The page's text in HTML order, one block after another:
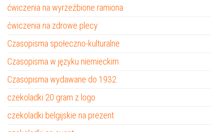
ćwiczenia na wyrzeźbione ramiona
ćwiczenia na zdrowe plecy
Czasopisma społeczno-kulturalne
Czasopisma w języku niemieckim
Czasopisma wydawane do 1932
czekoladki 20 gram z logo
czekoladki belgijskie na prezent